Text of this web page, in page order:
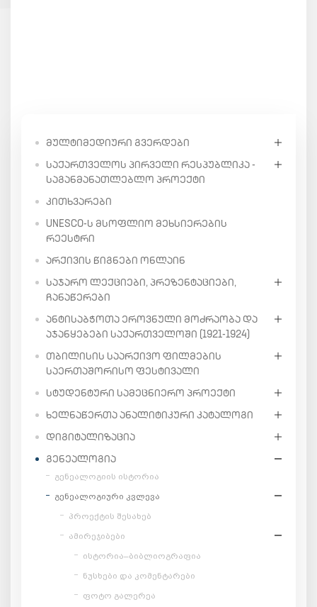
ᲛᲣᲚᲢᲘᲛᲔᲓᲘᲣᲠᲘ ᲒᲕᲔᲠᲓᲔᲑᲘ
ᲡᲐᲥᲐᲠᲗᲕᲔᲚᲝᲡ ᲞᲘᲠᲕᲔᲚᲘ ᲠᲔᲡᲞᲣᲑᲚᲘᲙᲐ -
ᲡᲐᲒᲐᲜᲛᲐᲜᲐᲗᲚᲔᲑᲚᲝ ᲞᲠᲝᲔᲥᲢᲘ
ᲙᲘᲗᲮᲕᲐᲠᲔᲑᲘ
UNESCO-Ს ᲛᲡᲝᲤᲚᲘᲝ ᲛᲔᲮᲡᲘᲔᲠᲔᲑᲘᲡ
ᲠᲔᲔᲡᲢᲠᲘ
ᲐᲠᲥᲘᲕᲘᲡ ᲬᲘᲒᲜᲔᲑᲘ ᲝᲜᲚᲐᲘᲜ
ᲡᲐᲯᲐᲠᲝ ᲚᲔᲥᲪᲘᲔᲑᲘ, ᲞᲠᲔᲖᲔᲜᲢᲐᲪᲘᲔᲑᲘ,
ᲩᲐᲜᲐᲬᲔᲠᲔᲑᲘ
ᲐᲜᲢᲘᲡᲐᲑᲭᲝᲗᲐ ᲔᲠᲝᲕᲜᲣᲚᲘ ᲛᲝᲫᲠᲐᲝᲑᲐ ᲓᲐ
ᲐᲯᲐᲜᲧᲔᲑᲔᲑᲘ ᲡᲐᲥᲐᲠᲗᲕᲔᲚᲝᲨᲘ (1921-1924)
ᲗᲑᲘᲚᲘᲡᲘᲡ ᲡᲐᲐᲠᲥᲘᲕᲝ ᲤᲘᲚᲛᲔᲑᲘᲡ
ᲡᲐᲔᲠᲗᲐᲨᲝᲠᲘᲡᲝ ᲤᲔᲡᲢᲘᲕᲐᲚᲘ
ᲡᲢᲣᲓᲔᲜᲢᲣᲠᲘ ᲡᲐᲛᲔᲪᲜᲘᲔᲠᲝ ᲞᲠᲝᲔᲥᲢᲘ
ᲮᲔᲚᲜᲐᲬᲔᲠᲗᲐ ᲐᲜᲐᲚᲘᲢᲘᲙᲣᲠᲘ ᲙᲐᲢᲐᲚᲝᲒᲘ
ᲓᲘᲒᲘᲢᲐᲚᲘᲖᲐᲪᲘᲐ
ᲒᲔᲜᲔᲐᲚᲝᲒᲘᲐ
გენეალოგიის ისტორია
გენეალოგიური კვლევა
პროექტის შესახებ
ამირეჯიბები
ისტორია–ბიბლიოგრაფია
ნუსხები და კომენტარები
ფოტო გალერეა